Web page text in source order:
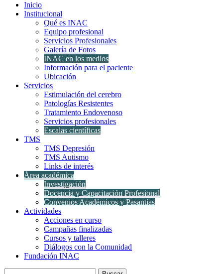
Inicio
Institucional
Qué es INAC
Equipo profesional
Servicios Profesionales
Galería de Fotos
INAC en los medios
Información para el paciente
Ubicación
Servicios
Estimulación del cerebro
Patologías Resistentes
Tratamiento Endovenoso
Servicios profesionales
Escalas científicas
TMS
TMS Depresión
TMS Autismo
Links de interés
Área académica
Investigación
Docencia y Capacitación Profesional
Convenios Académicos y Pasantías
Actividades
Acciones en curso
Campañas finalizadas
Cursos y talleres
Diálogos con la Comunidad
Fundación INAC